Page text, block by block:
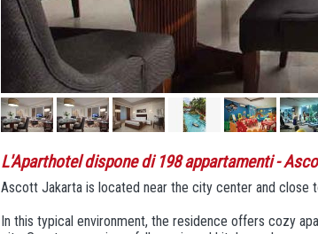
L'Aparthotel dispone di 198 appartamenti-
Ascott Jakarta is located near the city center and close
In this typical environment, the residence offers cozy